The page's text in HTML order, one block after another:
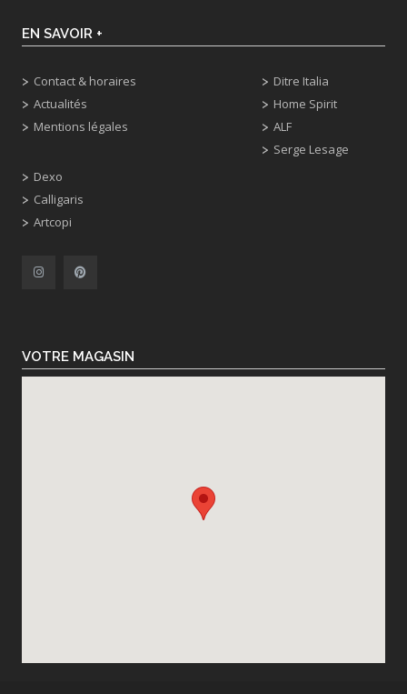
EN SAVOIR +
Contact & horaires
Actualités
Mentions légales
Dexo
Calligaris
Artcopi
Ditre Italia
Home Spirit
ALF
Serge Lesage
VOTRE MAGASIN